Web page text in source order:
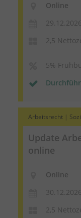
Online
29.12.2026
2,5
5%
Arbeitsrecht |
Update
online
Online
30.12.2026
2,5